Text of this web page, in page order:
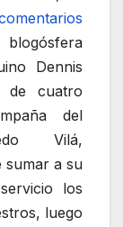
Dennis
de cuatro
del
Vilá,
sumar a su
los
luego